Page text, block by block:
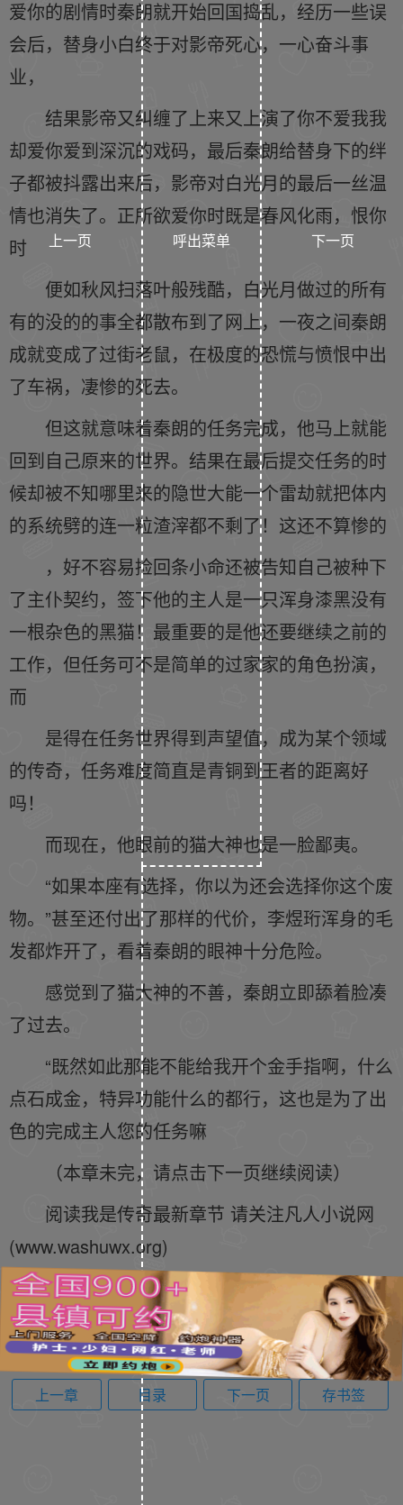
爱你的剧情时秦朗就开始回国捣乱，经历一些误
会后，替身小白终于对影帝死心，一心奋斗事
业，
结果影帝又纠缠了上来又上演了你不爱我我
却爱你爱到深沉的戏码，最后秦朗给替身下的绊
子都被抖露出来后，影帝对白光月的最后一丝温
情也消失了。正所欲爱你时既是春风化雨，恨你
时
便如秋风扫落叶般残酷，白光月做过的所有
有的没的的事全都散布到了网上，一夜之间秦朗
成就变成了过街老鼠，在极度的恐慌与愤恨中出
了车祸，凄惨的死去。
但这就意味着秦朗的任务完成，他马上就能
回到自己原来的世界。结果在最后提交任务的时
候却被不知哪里来的隐世大能一个雷劫就把体内
的系统劈的连一粒渣滓都不剩了！这还不算惨的
，好不容易捡回条小命还被告知自己被种下
了主仆契约，签下他的主人是一只浑身漆黑没有
一根杂色的黑猫！最重要的是他还要继续之前的
工作，但任务可不是简单的过家家的角色扮演，
而
是得在任务世界得到声望值，成为某个领域
的传奇，任务难度简直是青铜到王者的距离好
吗！
而现在，他眼前的猫大神也是一脸鄙夷。
“如果本座有选择，你以为还会选择你这个废
物。”甚至还付出了那样的代价，李煜珩浑身的毛
发都炸开了，看着秦朗的眼神十分危险。
感觉到了猫大神的不善，秦朗立即舔着脸凑
了过去。
“既然如此那能不能给我开个金手指啊，什么
点石成金，特异功能什么的都行，这也是为了出
色的完成主人您的任务嘛
（本章未完，请点击下一页继续阅读）
阅读我是传奇最新章节 请关注凡人小说网
(www.washuwx.org)
上一章 目录 下一页 存书签
上一页 下一页
呼出菜单